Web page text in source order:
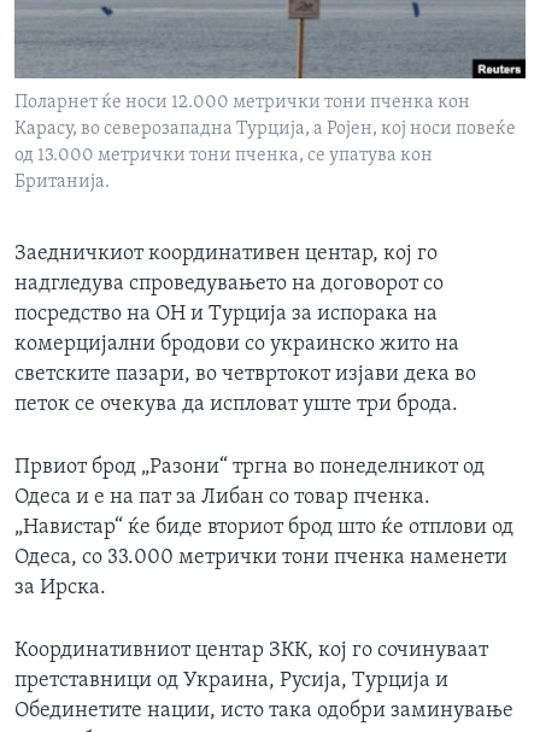
Јазици
Поларнет ќе носи 12.000 метрички тони пченка кон
Карасу, во северозападна Турција, а Ројен, кој носи повеќе
од 13.000 метрички тони пченка, се упатува кон
Британија.
Заедничкиот координативен центар, кој го
надгледува спроведувањето на договорот со
посредство на ОН и Турција за испорака на
комерцијални бродови со украинско жито на
светските пазари, во четвртокот изјави дека во
петок се очекува да испловат уште три брода.
Првиот брод „Разони“ тргна во понеделникот од
Одеса и е на пат за Либан со товар пченка.
„Навистар“ ќе биде вториот брод што ќе отплови од
Одеса, со 33.000 метрички тони пченка наменети
за Ирска.
Координативниот центар ЗКК, кој го сочинуваат
претставници од Украина, Русија, Турција и
Обединетите нации, исто така одобри заминување